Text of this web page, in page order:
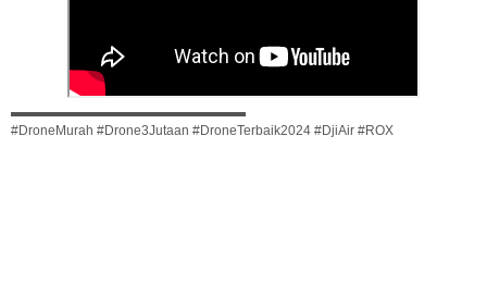
▬▬▬▬▬▬▬▬▬▬▬▬▬▬▬▬▬▬
#DroneMurah #Drone3Jutaan #DroneTerbaik2024 #DjiAir #ROX